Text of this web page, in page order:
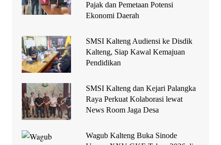
Pajak dan Pemetaan Potensi
Ekonomi Daerah
SMSI Kalteng Audiensi ke Disdik
Kalteng, Siap Kawal Kemajuan
Pendidikan
SMSI Kalteng dan Kejari Palangka
Raya Perkuat Kolaborasi lewat
News Room Jaga Desa
Wagub Kalteng Buka Sinode